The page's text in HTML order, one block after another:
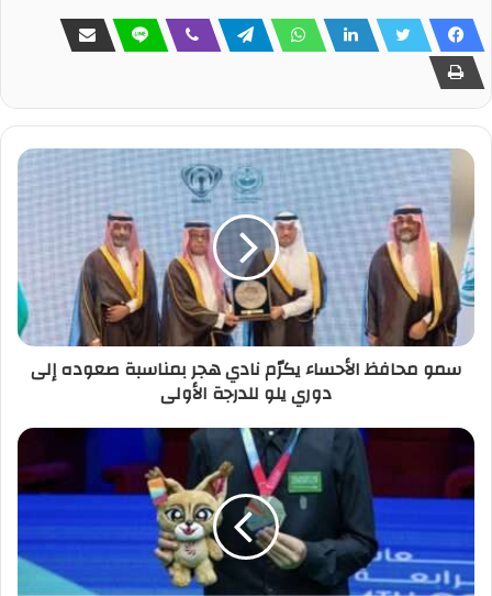
سمو محافظ الأحساء يكرّم نادي هجر بمناسبة صعوده إلى
دوري يلو للدرجة الأولى